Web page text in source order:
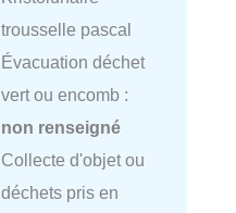
trousselle pascal
Évacuation déchet
vert ou encomb :
non renseigné
Collecte d'objet ou
déchets pris en